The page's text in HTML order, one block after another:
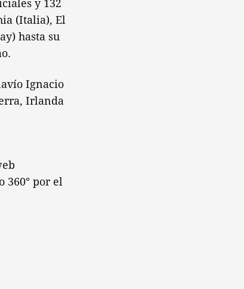
y 132
(Italia), El
hasta su
Ignacio
Irlanda
por el